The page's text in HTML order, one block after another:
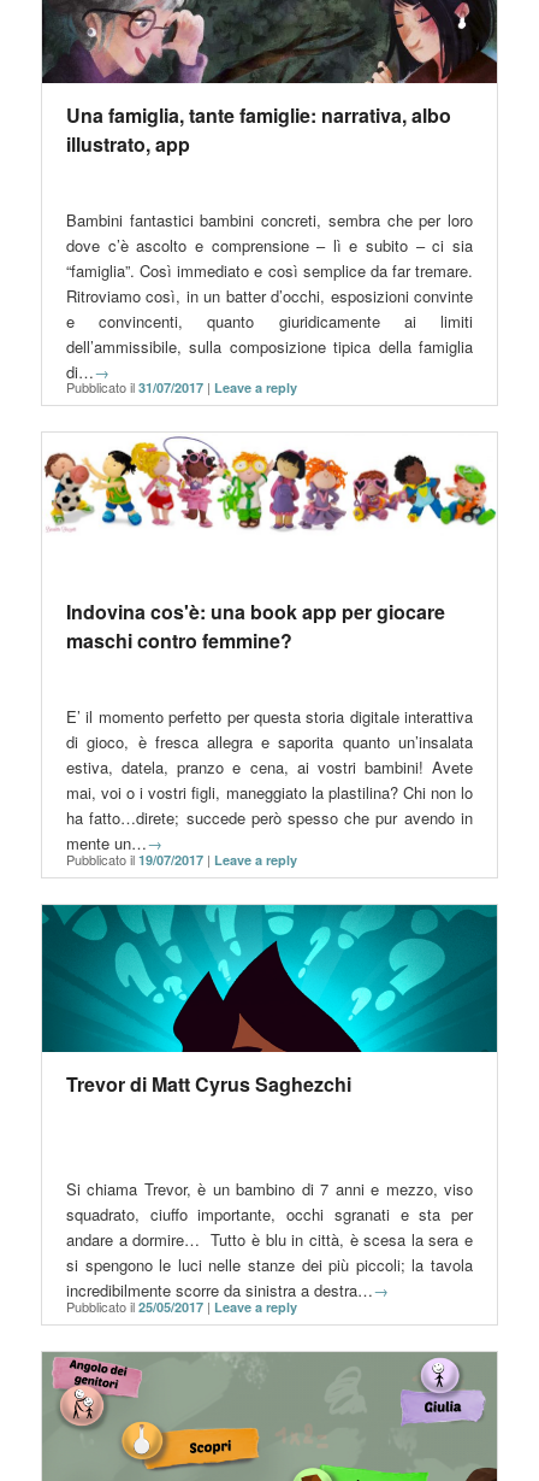
Una famiglia, tante famiglie: narrativa, albo
illustrato, app
Bambini fantastici bambini concreti, sembra che per loro
dove c’è ascolto e comprensione – lì e subito – ci sia
“famiglia”. Così immediato e così semplice da far tremare.
Ritroviamo così, in un batter d’occhi, esposizioni convinte
e convincenti, quanto giuridicamente ai limiti
dell’ammissibile, sulla composizione tipica della famiglia
di…→
Pubblicato il31/07/2017 | Leave a reply
Indovina cos'è: una book app per giocare
maschi contro femmine?
E’ il momento perfetto per questa storia digitale interattiva
di gioco, è fresca allegra e saporita quanto un’insalata
estiva, datela, pranzo e cena, ai vostri bambini! Avete
mai, voi o i vostri figli, maneggiato la plastilina? Chi non lo
ha fatto…direte; succede però spesso che pur avendo in
mente un…→
Pubblicato il19/07/2017 | Leave a reply
Trevor di Matt Cyrus Saghezchi
Si chiama Trevor, è un bambino di 7 anni e mezzo, viso
squadrato, ciuffo importante, occhi sgranati e sta per
andare a dormire… Tutto è blu in città, è scesa la sera e
si spengono le luci nelle stanze dei più piccoli; la tavola
incredibilmente scorre da sinistra a destra…→
Pubblicato il25/05/2017 | Leave a reply